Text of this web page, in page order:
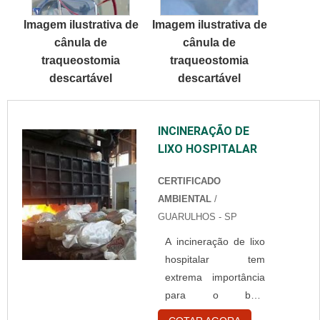
para cada cliente
um...
DETALHES
INTERESSANTES
SOBRE TOUCA
BRANCA
DESCARTÁVELQuem
descartável em uma
empresa
seus serviços,
consegue encontrar o
site da Best Fabril. É
possível encontrar
capote hospitalar
descartável e gorr...
Imagem ilustrativa de
cânula de
traqueostomia
descartável
Imagem ilustrativa de
cânula de
traqueostomia
descartável
INCINERAÇÃO DE
LIXO HOSPITALAR
CERTIFICADO
AMBIENTAL /
GUARULHOS - SP
A incineração de lixo
hospitalar tem
extrema importância
para o bom
funcionamento das